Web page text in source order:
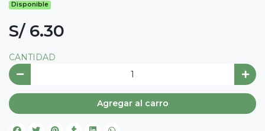
Disponible
S/ 6.30
CANTIDAD
Agregar al carro